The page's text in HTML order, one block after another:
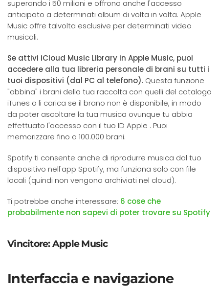
superando i 50 milioni e offrono anche l'accesso
anticipato a determinati album di volta in volta. Apple
Music offre talvolta esclusive per determinati video
musicali.
Se attivi iCloud Music Library in Apple Music, puoi
accedere alla tua libreria personale di brani su tutti i
tuoi dispositivi (dal PC al telefono). Questa funzione
"abbina" i brani della tua raccolta con quelli del catalogo
iTunes o li carica se il brano non è disponibile, in modo
da poter ascoltare la tua musica ovunque tu abbia
effettuato l'accesso con il tuo ID Apple . Puoi
memorizzare fino a 100.000 brani.
Spotify ti consente anche di riprodurre musica dal tuo
dispositivo nell'app Spotify, ma funziona solo con file
locali (quindi non vengono archiviati nel cloud).
Ti potrebbe anche interessare: 6 cose che
probabilmente non sapevi di poter trovare su Spotify
Vincitore: Apple Music
Interfaccia e navigazione